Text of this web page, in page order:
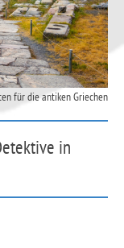
für die antiken Griechen
in